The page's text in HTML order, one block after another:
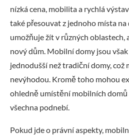
nízká cena, mobilita a rychlá
také přesouvat z jednoho místa
umožňuje žít v různých oblastech,
nový dům. Mobilní domy jsou
jednodušší než tradiční domy, což
nevýhodou. Kromě toho mohou
ohledně umístění mobilních
všechna podnebí.
Pokud jde o právní aspekty,